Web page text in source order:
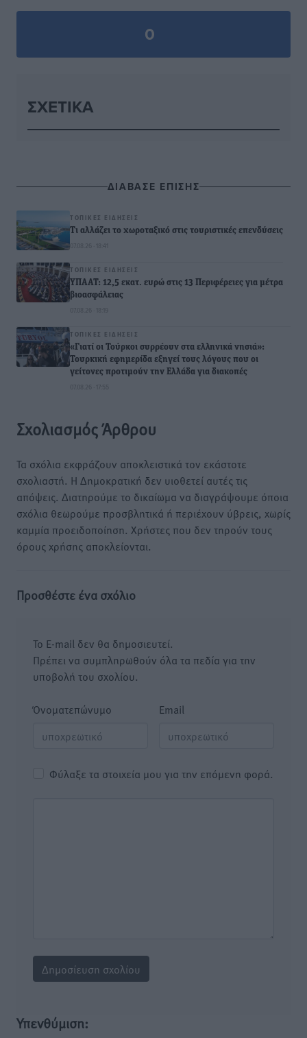
0
ΣΧΕΤΙΚΆ
ΔΙΑΒΑΣΕ ΕΠΙΣΗΣ
ΤΟΠΙΚΈΣ ΕΙΔΉΣΕΙΣ
Τι αλλάζει το χωροταξικό στις τουριστικές επενδύσεις
07.08.26 · 18:41
ΤΟΠΙΚΈΣ ΕΙΔΉΣΕΙΣ
ΥΠΑΑΤ: 12,5 εκατ. ευρώ στις 13 Περιφέρειες για μέτρα
βιοασφάλειας
07.08.26 · 18:19
ΤΟΠΙΚΈΣ ΕΙΔΉΣΕΙΣ
«Γιατί οι Τούρκοι συρρέουν στα ελληνικά νησιά»:
Τουρκική εφημερίδα εξηγεί τους λόγους που οι
γείτονες προτιμούν την Ελλάδα για διακοπές
07.08.26 · 17:55
Σχολιασμός Άρθρου
Τα σχόλια εκφράζουν αποκλειστικά τον εκάστοτε
σχολιαστή. Η Δημοκρατική δεν υιοθετεί αυτές τις
απόψεις. Διατηρούμε το δικαίωμα να διαγράψουμε όποια
σχόλια θεωρούμε προσβλητικά ή περιέχουν ύβρεις, χωρίς
καμμία προειδοποίηση. Χρήστες που δεν τηρούν τους
όρους χρήσης αποκλείονται.
Προσθέστε ένα σχόλιο
Το E-mail δεν θα δημοσιευτεί.
Πρέπει να συμπληρωθούν όλα τα πεδία για την
υποβολή του σχολίου.
Όνοματεπώνυμο Email
Φύλαξε τα στοιχεία μου για την επόμενη φορά.
Υπενθύμιση: